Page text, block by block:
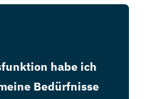
habe ich
Bedürfnisse